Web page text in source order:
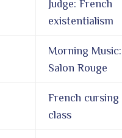
Judge: French
existentialism
Morning Music:
Salon Rouge
French cursing
class